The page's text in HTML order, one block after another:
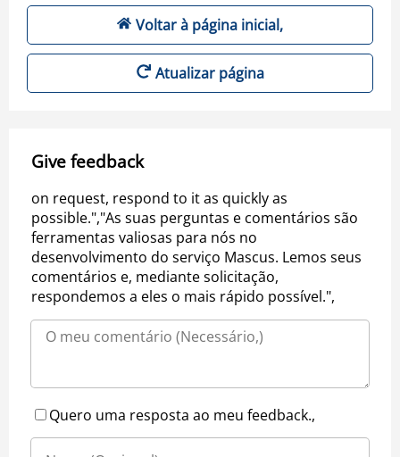
Voltar à página inicial,
Atualizar página
Give feedback
on request, respond to it as quickly as
possible.","As suas perguntas e comentários são
ferramentas valiosas para nós no
desenvolvimento do serviço Mascus. Lemos seus
comentários e, mediante solicitação,
respondemos a eles o mais rápido possível.",
Quero uma resposta ao meu feedback.,